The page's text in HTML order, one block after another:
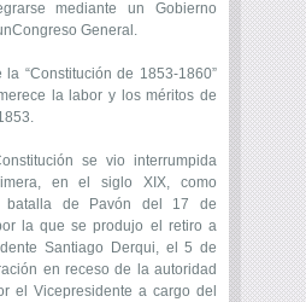
mediante un Gobierno
General.
“Constitución de 1853-1860”
la labor y los méritos de
se vio interrumpida
en el siglo XIX, como
batalla de Pavón del 17 de
la que se produjo el retiro a
Santiago Derqui, el 5 de
en receso de la autoridad
el Vicepresidente a cargo del